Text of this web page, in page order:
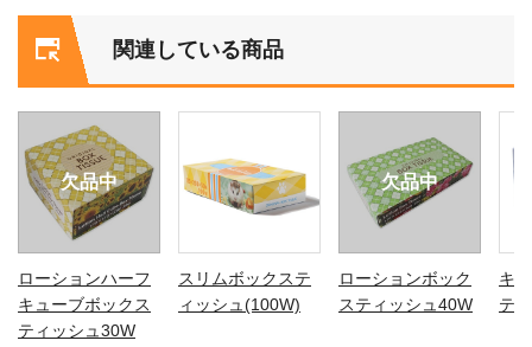
関連している商品
欠品中
ローションハーフ
キューブボックス
ティッシュ30W
スリムボックステ
ィッシュ(100W)
欠品中
ローションボック
スティッシュ40W
キ
テ